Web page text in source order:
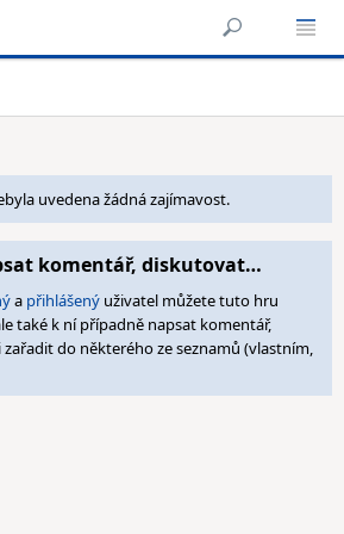
uvedena žádná zajímavost.
komentář, diskutovat…
a přihlášený uživatel můžete tuto hru
také k ní případně napsat komentář,
do některého ze seznamů (vlastním,